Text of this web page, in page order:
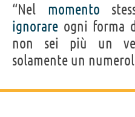
IDENTIKIT E DATI ANAGRAFICI
Cognome Margolis
26 novembre 1939
Sesso maschile
Nazionalità statunitense
Professione attore
FILM/SERIE TV DI MARK
“Nel momento
ignorare ogni forma
non sei più un
solamente un